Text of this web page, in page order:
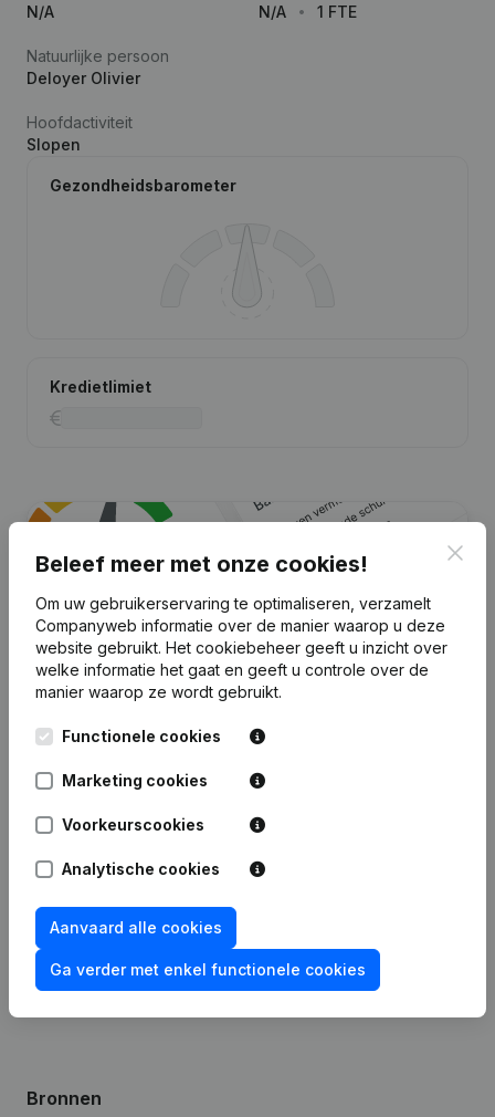
N/A
N/A
1 FTE
Natuurlijke persoon
Deloyer Olivier
Hoofdactiviteit
Slopen
Gezondheidsbarometer
Kredietlimiet
Zoek je meer informatie over dit
bedrijf?
Raadpleeg de gezondheid in een oogopslag
Kies voor snelle inzichten of granulaire details
Krijg updates van belangrijke ontwikkelingen
Meer ontdekken
7 dagen gratis proefperiode, geen kredietkaart vereist.
Bronnen
Beleef meer met onze cookies!
Om uw gebruikerservaring te optimaliseren, verzamelt
Companyweb informatie over de manier waarop u deze
website gebruikt. Het cookiebeheer geeft u inzicht over
welke informatie het gaat en geeft u controle over de
manier waarop ze wordt gebruikt.
Functionele cookies
Marketing cookies
Voorkeurscookies
Analytische cookies
Aanvaard alle cookies
Ga verder met enkel functionele cookies